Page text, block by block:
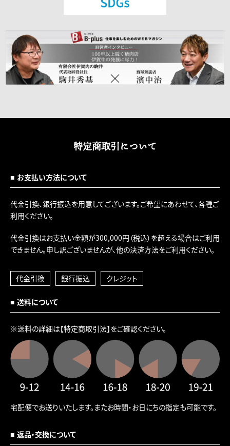
特定商取引について
お支払い方法について
代金引換、銀行振込を用意してございます。ご希望にあわせて、各種ご
利用ください。
代金引換はお支払い金額が300,000円（税込）を超える場合はご利用
できません。申し訳ございませんが、他の決済方法をご利用ください。
代金引換 銀行振込 クレジット
送料について
※送料の詳細は【特定商取引法】をご確認ください。
宅配便でお送りいたします。またお時間・お日にちの指定も可能です。
返品・交換について